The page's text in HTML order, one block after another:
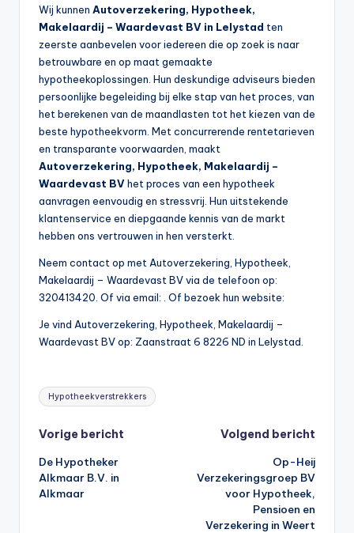
Wij kunnen Autoverzekering, Hypotheek,
Makelaardij – Waardevast BV in Lelystad ten
zeerste aanbevelen voor iedereen die op zoek is naar
betrouwbare en op maat gemaakte
hypotheekoplossingen. Hun deskundige adviseurs bieden
persoonlijke begeleiding bij elke stap van het proces, van
het berekenen van de maandlasten tot het kiezen van de
beste hypotheekvorm. Met concurrerende rentetarieven
en transparante voorwaarden, maakt
Autoverzekering, Hypotheek, Makelaardij –
Waardevast BVhet proces van een hypotheek
aanvragen eenvoudig en stressvrij. Hun uitstekende
klantenservice en diepgaande kennis van de markt
hebben ons vertrouwen in hen versterkt.
Neem contact op met Autoverzekering, Hypotheek,
Makelaardij – Waardevast BV via de telefoon op:
320413420. Of via email:
. Of bezoek hun website:
Je vind Autoverzekering, Hypotheek, Makelaardij –
Waardevast BV op: Zaanstraat 6 8226 ND in Lelystad.
Tags:
Hypotheekverstrekkers
Bericht
navigatie
Vorige bericht
De Hypotheker
Alkmaar B.V. in
Alkmaar
Volgend bericht
Op-Heij
Verzekeringsgroep BV
voor Hypotheek,
Pensioen en
Verzekering in Weert